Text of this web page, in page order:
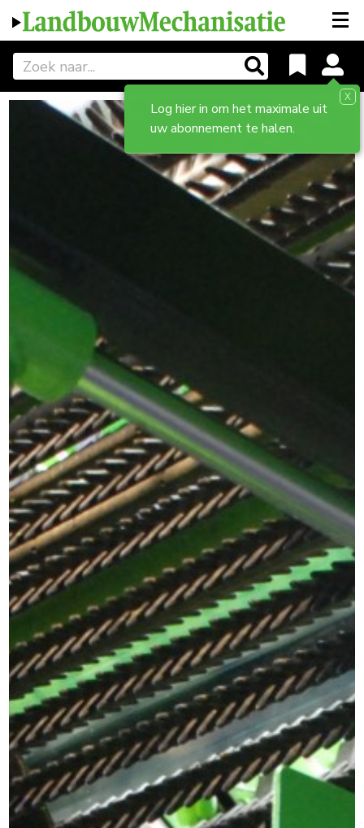
Log hier in om het maximale uit
uw abonnement te halen.
X